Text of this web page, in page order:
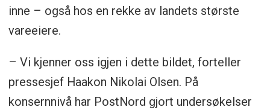
inne – også hos en rekke av landets største
vareeiere.
– Vi kjenner oss igjen i dette bildet, forteller
pressesjef Haakon Nikolai Olsen. På
konsernnivå har PostNord gjort undersøkelser